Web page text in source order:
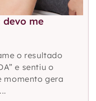
devo me
o resultado
e sentiu o
momento gera